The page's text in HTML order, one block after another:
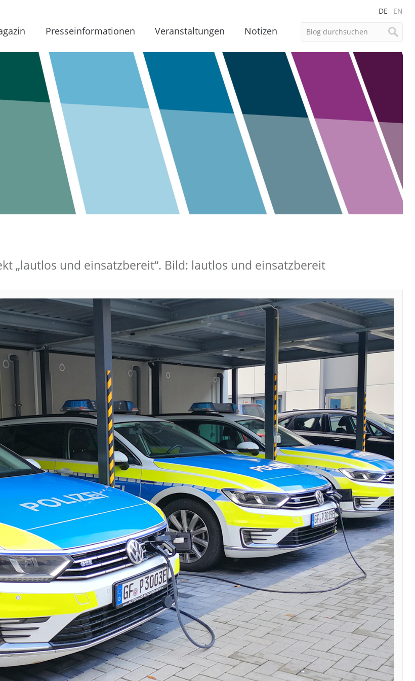
DE EN
Presseinformationen Veranstaltungen Notizen
„lautlos und einsatzbereit“. Bild: lautlos und einsatzbereit